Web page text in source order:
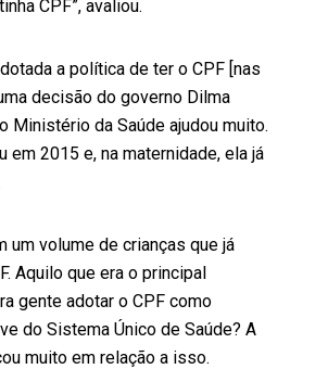
CPF”, avaliou.
a política de ter o CPF [nas
decisão do governo Dilma
Ministério da Saúde ajudou muito.
em 2015 e, na maternidade, ela já
um volume de crianças que já
Aquilo que era o principal
gente adotar o CPF como
do Sistema Único de Saúde? A
muito em relação a isso.